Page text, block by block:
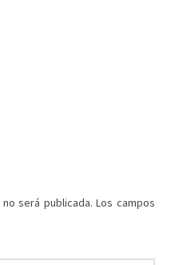
será publicada. Los campos